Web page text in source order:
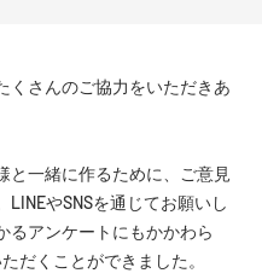
くさんのご協力をいただきあ
と一緒に作るために、ご意見
やSNSを通じてお願いし
るアンケートにもかかわら
だくことができました。